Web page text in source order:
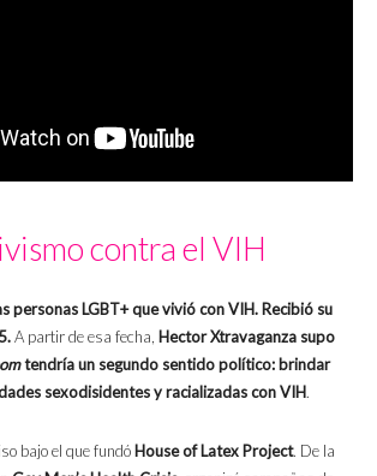
contra el VIH
personas LGBT+ que vivió con VIH. Recibió su
A partir de esa fecha, Hector Xtravaganza supo
tendría un segundo sentido político: brindar
sexodisidentes y racializadas con VIH.
bajo el que fundó House of Latex Project. De la